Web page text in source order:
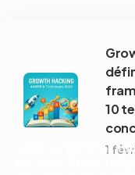
10
1
Nous utilisons des